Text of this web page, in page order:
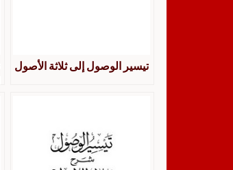
تيسير الوصول إلى ثلاثة الأصول